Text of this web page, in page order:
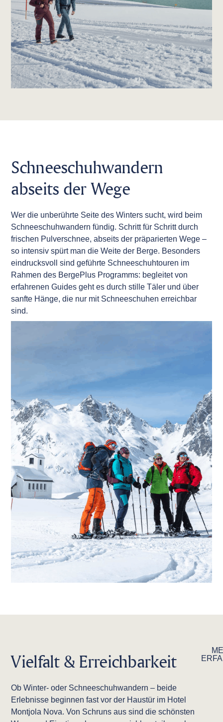
Schneeschuhwandern
abseits der Wege
Wer die unberührte Seite des Winters sucht, wird beim
Schneeschuhwandern fündig. Schritt für Schritt durch
frischen Pulverschnee, abseits der präparierten Wege –
so intensiv spürt man die Weite der Berge. Besonders
eindrucksvoll sind geführte Schneeschuhtouren im
Rahmen des BergePlus Programms: begleitet von
erfahrenen Guides geht es durch stille Täler und über
sanfte Hänge, die nur mit Schneeschuhen erreichbar
sind.
Vielfalt & Erreichbarkeit
Ob Winter- oder Schneeschuhwandern – beide
Erlebnisse beginnen fast vor der Haustür im Hotel
Montjola Nova. Von Schruns aus sind die schönsten